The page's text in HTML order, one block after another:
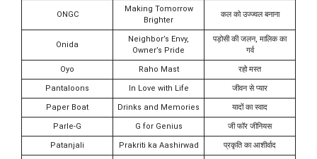
ONGC
Making Tomorrow
Brighter
कल को उज्ज्वल बनाना
Onida
Neighbor’s Envy,
Owner’s Pride
पड़ोसी की जलन, मालिक का
गर्व
Oyo Raho Mast रहो मस्त
Pantaloons In Love with Life जीवन से प्यार
Paper Boat Drinks and Memories यादों का स्वाद
Parle-G G for Genius जी फॉर जीनियस
Patanjali Prakriti ka Aashirwad प्रकृति का आशीर्वाद